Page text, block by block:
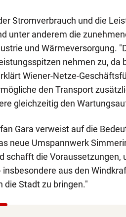
Stromverbrauch und die
unter anderem die
und Wärmeversorgung.
nehmen zu, da
Wiener-Netze-
den Transport
gleichzeitig den
Gara verweist auf die
neue Umspannwerk
schafft die Voraussetzungen,
aus den
die Stadt zu bringen."